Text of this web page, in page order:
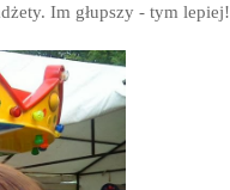
Im głupszy - tym lepiej!